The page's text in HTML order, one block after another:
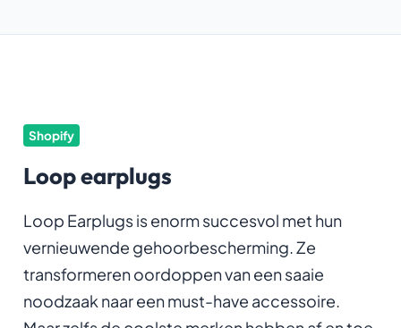
Shopify
Loop earplugs
Loop Earplugs is enorm succesvol met hun
vernieuwende gehoorbescherming. Ze
transformeren oordoppen van een saaie
noodzaak naar een must-have accessoire.